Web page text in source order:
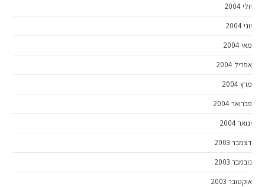
יולי 2004
יוני 2004
מאי 2004
אפריל 2004
מרץ 2004
פברואר 2004
ינואר 2004
דצמבר 2003
נובמבר 2003
אוקטובר 2003